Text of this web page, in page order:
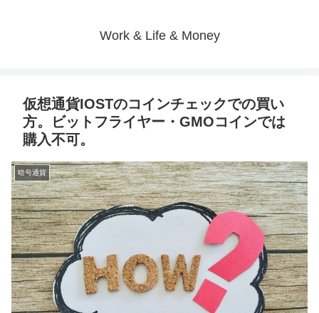
Work & Life & Money
仮想通貨IOSTのコインチェックでの買い
方。ビットフライヤー・GMOコインでは
購入不可。
暗号通貨